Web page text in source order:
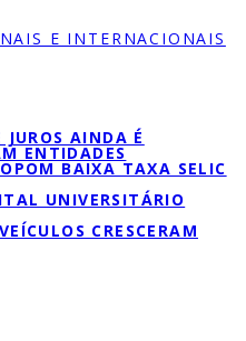
E INTERNACIONAIS
AINDA É
ENTIDADES
BAIXA TAXA SELIC
UNIVERSITÁRIO
CRESCERAM